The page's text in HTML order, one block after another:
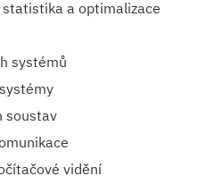
a optimalizace
systémů
soustav
vidění